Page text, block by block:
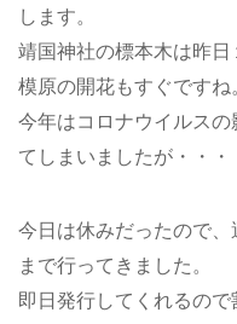
します。
靖国神社の標本木は昨
模原の開花もすぐですね。
今年はコロナウイルス
てしまいましたが・・・
今日は休みだったので
まで行ってきました。
即日発行してくれるの